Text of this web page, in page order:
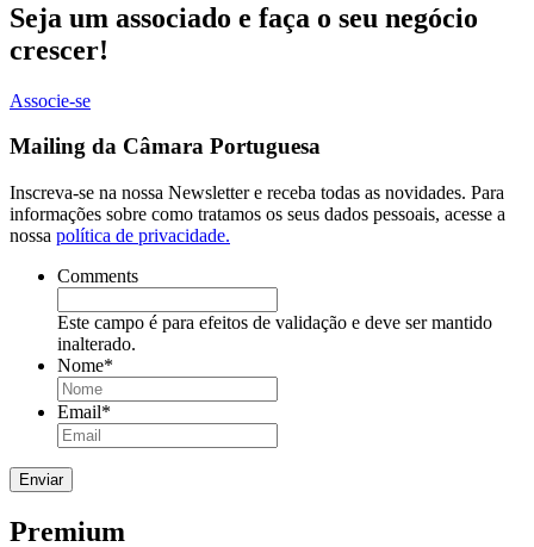
Seja um associado e faça o seu negócio
crescer!
Associe-se
Mailing da Câmara Portuguesa
Inscreva-se na nossa Newsletter e receba todas as novidades. Para
informações sobre como tratamos os seus dados pessoais, acesse a
nossa política de privacidade.
Comments
Este campo é para efeitos de validação e deve ser mantido
inalterado.
Nome*
Email*
Premium